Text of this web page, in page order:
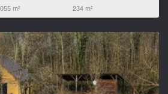
m² 234 m²